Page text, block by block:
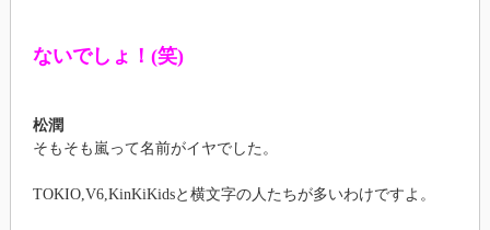
ないでしょ！(笑)
松潤
そもそも嵐って名前がイヤでした。
TOKIO,V6,KinKiKidsと横文字の人たちが多いわけですよ。